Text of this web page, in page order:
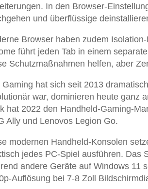
In den Browser-
und überflüssige
Browser haben zudem
führt jeden Tab in einem
Schutzmaßnahmen helfen, aber
Gaming hat sich seit 2013
war, dominieren heute ganz
hat 2022 den Handheld-Gaming-
Ally und Lenovos Legion Go.
modernen Handheld-Konsolen
jedes PC-Spiel ausführen. Das
andere Geräte auf Windows 11
Auflösung bei 7-8 Zoll